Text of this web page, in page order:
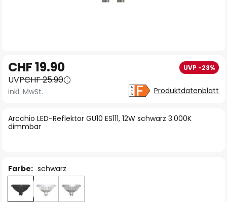
Anfang
der
Bildgalerie
Arcchio LED-Reflektor GU10 ES111, 12W schwarz 3.000K
dimmbar
CHF 19.90 UVP -23%
UVPCHF 25.90
inkl. MwSt. Produktdatenblatt
Farbe: schwarz